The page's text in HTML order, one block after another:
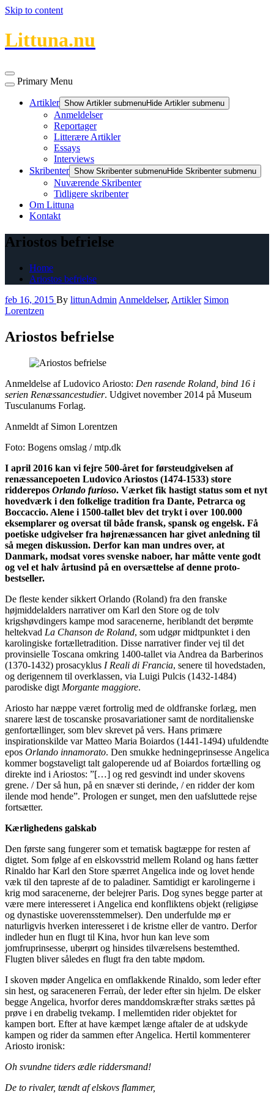
Skip to content
Littuna.nu
Primary Menu
Artikler Show Artikler submenuHide Artikler submenu
Anmeldelser
Reportager
Litterære Artikler
Essays
Interviews
Skribenter Show Skribenter submenuHide Skribenter submenu
Nuværende Skribenter
Tidligere skribenter
Om Littuna
Kontakt
Ariostos befrielse
Home
Ariostos befrielse
feb 16, 2015 By littunAdmin Anmeldelser, Artikler Simon
Lorentzen
Ariostos befrielse
Anmeldelse af Ludovico Ariosto: Den rasende Roland, bind 16 i
serien Renæssancestudier. Udgivet november 2014 på Museum
Tusculanums Forlag.
Anmeldt af Simon Lorentzen
Foto: Bogens omslag / mtp.dk
I april 2016 kan vi fejre 500-året for førsteudgivelsen af
renæssancepoeten Ludovico Ariostos (1474-1533) store
ridderepos Orlando furioso. Værket fik hastigt status som et nyt
hovedværk i den folkelige tradition fra Dante, Petrarca og
Boccaccio. Alene i 1500-tallet blev det trykt i over 100.000
eksemplarer og oversat til både fransk, spansk og engelsk. Få
poetiske udgivelser fra højrenæssancen har givet anledning til
så megen diskussion. Derfor kan man undres over, at
Danmark, modsat vores svenske naboer, har måtte vente godt
og vel et halv årtusind på en oversættelse af denne proto-
bestseller.
De fleste kender sikkert Orlando (Roland) fra den franske
højmiddelalders narrativer om Karl den Store og de tolv
krigshøvdingers kampe mod saracenerne, heriblandt det berømte
heltekvad La Chanson de Roland, som udgør midtpunktet i den
karolingiske fortælletradition. Disse narrativer finder vej til det
provinsielle Toscana omkring 1400-tallet via Andrea da Barberinos
(1370-1432) prosacyklus I Reali di Francia, senere til hovedstaden,
og derigennem til overklassen, via Luigi Pulcis (1432-1484)
parodiske digt Morgante maggiore.
Ariosto har næppe været fortrolig med de oldfranske forlæg, men
snarere læst de toscanske prosavariationer samt de norditalienske
genfortællinger, som blev skrevet på vers. Hans primære
inspirationskilde var Matteo Maria Boiardos (1441-1494) ufuldendte
epos Orlando innamorato. Den smukke hedningeprinsesse Angelica
kommer bogstaveligt talt galoperende ud af Boiardos fortælling og
direkte ind i Ariostos: ”[…] og red gesvindt ind under skovens
grene. / Der så hun, på en snæver sti derinde, / en ridder der kom
ilende mod hende”. Prologen er sunget, men den uafsluttede rejse
fortsætter.
Kærlighedens galskab
Den første sang fungerer som et tematisk bagtæppe for resten af
digtet. Som følge af en elskovsstrid mellem Roland og hans fætter
Rinaldo har Karl den Store spærret Angelica inde og lovet hende
væk til den tapreste af de to paladiner. Samtidigt er karolingerne i
krig mod saracenerne, der belejrer Paris. Dog synes begge parter at
være mere interesseret i Angelica end konfliktens objekt (religiøse
og dynastiske uoverensstemmelser). Den underfulde mø er
naturligvis hverken interesseret i de kristne eller de vantro. Derfor
indleder hun en flugt til Kina, hvor hun kan leve som
jomfruprinsesse, uberørt og hinsides tilværelsens bestemthed.
Flugten bliver således en flugt fra den tabte mødom.
I skoven møder Angelica en omflakkende Rinaldo, som leder efter
sin hest, og saraceneren Ferraù, der leder efter sin hjelm. De elsker
begge Angelica, hvorfor deres manddomskræfter straks sættes på
prøve i en drabelig tvekamp. I mellemtiden rider objektet for
kampen bort. Efter at have kæmpet længe aftaler de at udskyde
kampen og rider da sammen efter Angelica. Hertil kommenterer
Ariosto ironisk:
Oh svundne tiders ædle riddersmand!
De to rivaler, tændt af elskovs flammer,